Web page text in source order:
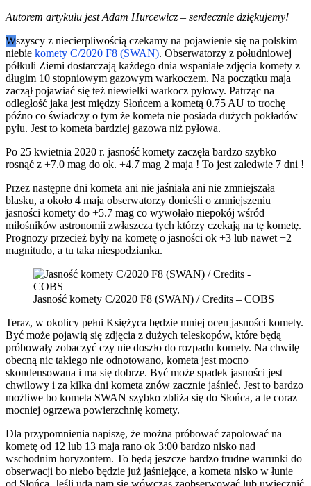
Autorem artykułu jest Adam Hurcewicz – serdecznie dziękujemy!
Wszyscy z niecierpliwością czekamy na pojawienie się na polskim
niebie komety C/2020 F8 (SWAN). Obserwatorzy z południowej
półkuli Ziemi dostarczają każdego dnia wspaniałe zdjęcia komety z
długim 10 stopniowym gazowym warkoczem. Na początku maja
zaczął pojawiać się też niewielki warkocz pyłowy. Patrząc na
odległość jaka jest między Słońcem a kometą 0.75 AU to trochę
późno co świadczy o tym że kometa nie posiada dużych pokładów
pyłu. Jest to kometa bardziej gazowa niż pyłowa.
Po 25 kwietnia 2020 r. jasność komety zaczęła bardzo szybko
rosnąć z +7.0 mag do ok. +4.7 mag 2 maja ! To jest zaledwie 7 dni !
Przez następne dni kometa ani nie jaśniała ani nie zmniejszała
blasku, a około 4 maja obserwatorzy donieśli o zmniejszeniu
jasności komety do +5.7 mag co wywołało niepokój wśród
miłośników astronomii zwłaszcza tych którzy czekają na tę kometę.
Prognozy przecież były na kometę o jasności ok +3 lub nawet +2
magnitudo, a tu taka niespodzianka.
Jasność komety C/2020 F8 (SWAN) / Credits – COBS
Teraz, w okolicy pełni Księżyca będzie mniej ocen jasności komety.
Być może pojawią się zdjęcia z dużych teleskopów, które będą
próbowały zobaczyć czy nie doszło do rozpadu komety. Na chwilę
obecną nic takiego nie odnotowano, kometa jest mocno
skondensowana i ma się dobrze. Być może spadek jasności jest
chwilowy i za kilka dni kometa znów zacznie jaśnieć. Jest to bardzo
możliwe bo kometa SWAN szybko zbliża się do Słońca, a te coraz
mocniej ogrzewa powierzchnię komety.
Dla przypomnienia napiszę, że można próbować zapolować na
kometę od 12 lub 13 maja rano ok 3:00 bardzo nisko nad
wschodnim horyzontem. To będą jeszcze bardzo trudne warunki do
obserwacji bo niebo będzie już jaśniejące, a kometa nisko w łunie
od Słońca. Jeśli uda nam się wówczas zaobserwować lub uwiecznić